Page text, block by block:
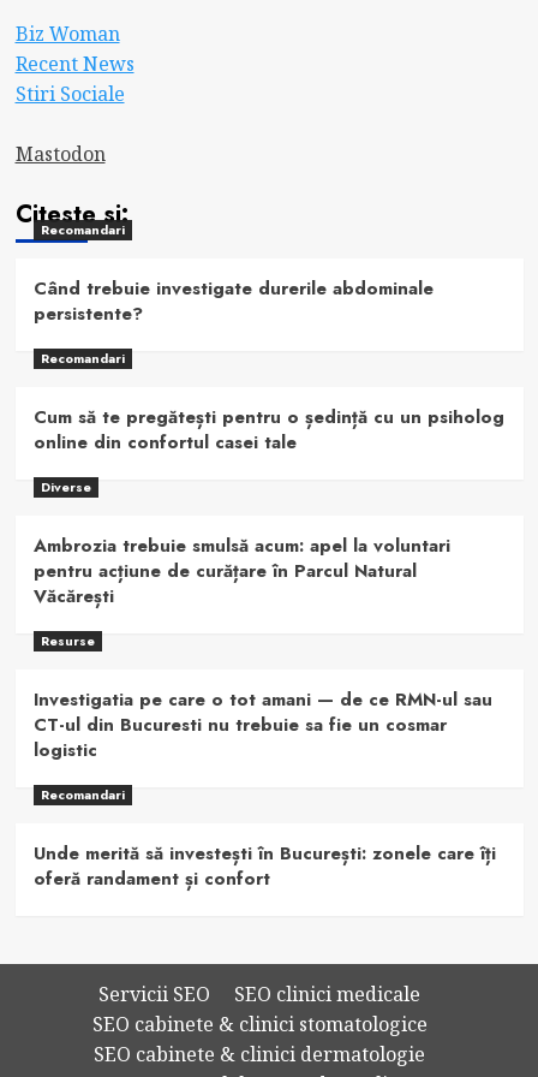
Biz Woman
Recent News
Stiri Sociale
Mastodon
Citeste si:
Recomandari
Când trebuie investigate durerile abdominale
persistente?
Recomandari
Cum să te pregătești pentru o ședință cu un psiholog
online din confortul casei tale
Diverse
Ambrozia trebuie smulsă acum: apel la voluntari
pentru acțiune de curățare în Parcul Natural
Văcărești
Resurse
Investigatia pe care o tot amani — de ce RMN-ul sau
CT-ul din Bucuresti nu trebuie sa fie un cosmar
logistic
Recomandari
Unde merită să investești în București: zonele care îți
oferă randament și confort
Servicii SEO
SEO clinici medicale
SEO cabinete & clinici stomatologice
SEO cabinete & clinici dermatologie